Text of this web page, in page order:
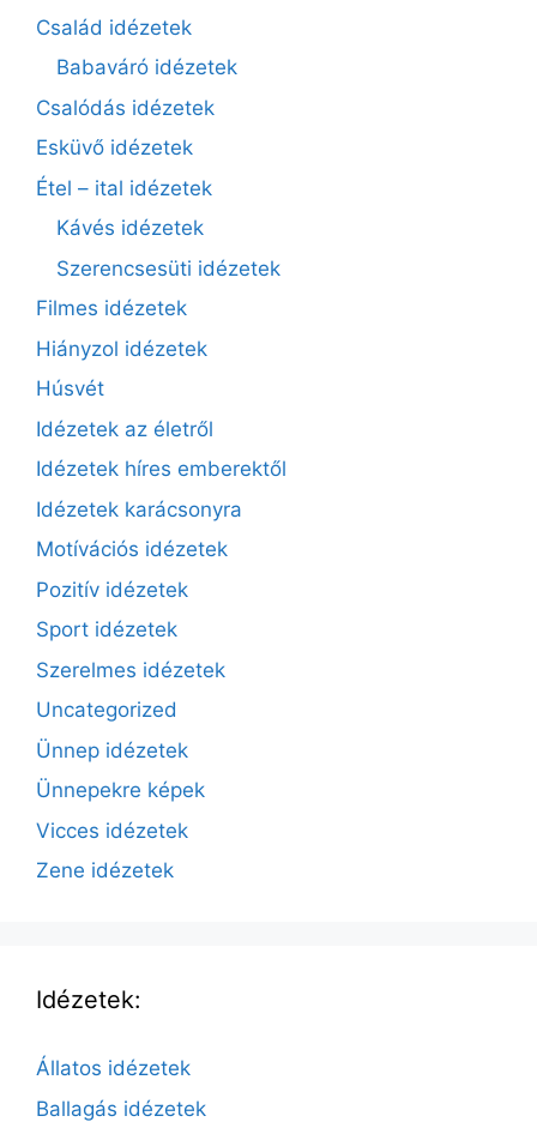
Család idézetek
Babaváró idézetek
Csalódás idézetek
Esküvő idézetek
Étel – ital idézetek
Kávés idézetek
Szerencsesüti idézetek
Filmes idézetek
Hiányzol idézetek
Húsvét
Idézetek az életről
Idézetek híres emberektől
Idézetek karácsonyra
Motívációs idézetek
Pozitív idézetek
Sport idézetek
Szerelmes idézetek
Uncategorized
Ünnep idézetek
Ünnepekre képek
Vicces idézetek
Zene idézetek
Idézetek:
Állatos idézetek
Ballagás idézetek